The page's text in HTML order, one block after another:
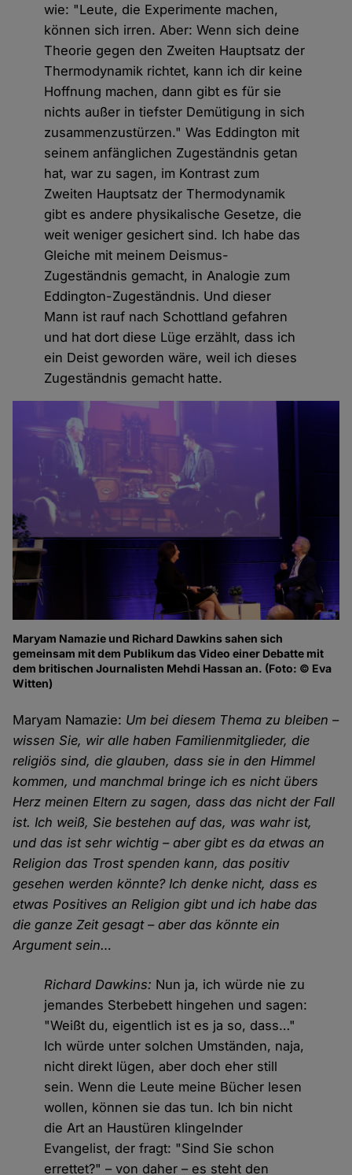
wie: "Leute, die Experimente machen,
können sich irren. Aber: Wenn sich deine
Theorie gegen den Zweiten Hauptsatz der
Thermodynamik richtet, kann ich dir keine
Hoffnung machen, dann gibt es für sie
nichts außer in tiefster Demütigung in sich
zusammenzustürzen." Was Eddington mit
seinem anfänglichen Zugeständnis getan
hat, war zu sagen, im Kontrast zum
Zweiten Hauptsatz der Thermodynamik
gibt es andere physikalische Gesetze, die
weit weniger gesichert sind. Ich habe das
Gleiche mit meinem Deismus-
Zugeständnis gemacht, in Analogie zum
Eddington-Zugeständnis. Und dieser
Mann ist rauf nach Schottland gefahren
und hat dort diese Lüge erzählt, dass ich
ein Deist geworden wäre, weil ich dieses
Zugeständnis gemacht hatte.
Maryam Namazie und Richard Dawkins sahen sich
gemeinsam mit dem Publikum das Video einer Debatte mit
dem britischen Journalisten Mehdi Hassan an. (Foto: © Eva
Witten)
Maryam Namazie: Um bei diesem Thema zu bleiben –
wissen Sie, wir alle haben Familienmitglieder, die
religiös sind, die glauben, dass sie in den Himmel
kommen, und manchmal bringe ich es nicht übers
Herz meinen Eltern zu sagen, dass das nicht der Fall
ist. Ich weiß, Sie bestehen auf das, was wahr ist,
und das ist sehr wichtig – aber gibt es da etwas an
Religion das Trost spenden kann, das positiv
gesehen werden könnte? Ich denke nicht, dass es
etwas Positives an Religion gibt und ich habe das
die ganze Zeit gesagt – aber das könnte ein
Argument sein…
Richard Dawkins: Nun ja, ich würde nie zu
jemandes Sterbebett hingehen und sagen:
"Weißt du, eigentlich ist es ja so, dass…"
Ich würde unter solchen Umständen, naja,
nicht direkt lügen, aber doch eher still
sein. Wenn die Leute meine Bücher lesen
wollen, können sie das tun. Ich bin nicht
die Art an Haustüren klingelnder
Evangelist, der fragt: "Sind Sie schon
errettet?" – von daher – es steht den